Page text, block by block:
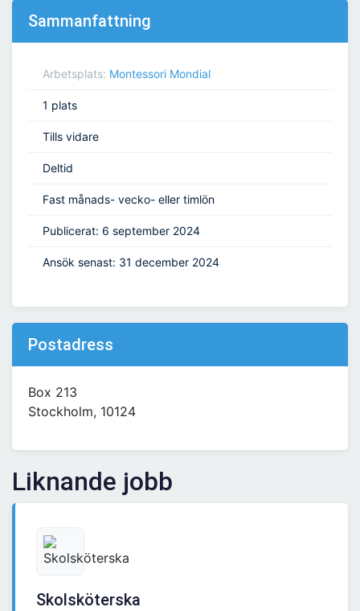
Sammanfattning
Arbetsplats: Montessori Mondial
1 plats
Tills vidare
Deltid
Fast månads- vecko- eller timlön
Publicerat: 6 september 2024
Ansök senast: 31 december 2024
Postadress
Box 213
Stockholm, 10124
Liknande jobb
Skolsköterska